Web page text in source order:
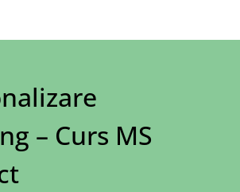
– Curs MS